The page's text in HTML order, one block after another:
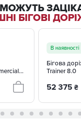
БІГОВІ
В наявності
Бігова
Trainer 8.0
52 375 ₴